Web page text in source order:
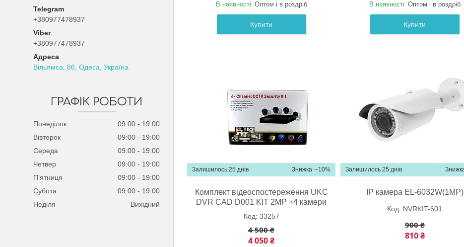
+380977478937
+380977478937
Вільямса, 86, Одеса, Україна
ГРАФІК РОБОТИ
Понеділок 09:00
19:00
Вівторок
09:00
19:00
Середа
09:00
19:00
Четвер
09:00
19:00
Пʼятниця
09:00
19:00
Субота
09:00
19:00
Неділя
Вихідний
В наявності Оптом і в роздріб
Купити
В наявності Оптом і в роздріб
Купити
–10%
Залишилось 25 днів
Комплект відеоспостереження UKC
DVR CAD D001 KIT 2MP +4 камери
33257
4 500 ₴
4 050 ₴
Залишилось 25 днів
IP камера EL-6032W(1MP)
NVRKIT-601
900 ₴
810 ₴